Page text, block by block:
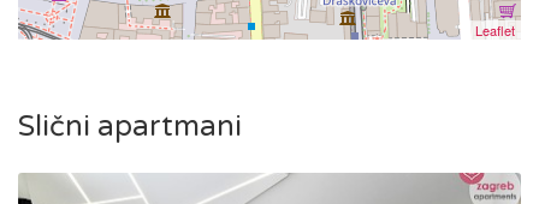
Leaflet
Slični apartmani